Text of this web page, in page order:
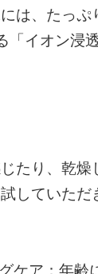
は、たっぷ
「イオン浸
たり、乾燥
していただ
ケア：年齢